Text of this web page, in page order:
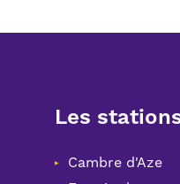
Les
Cambre d'Aze